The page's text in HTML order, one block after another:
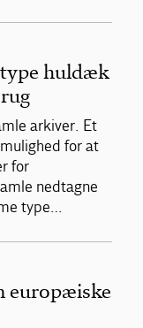
type huldæk
arkiver. Et
for at
for
nedtagne
type…
europæiske